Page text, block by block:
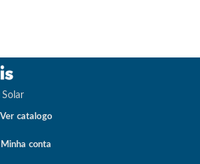
Ver catalogo
Minha conta